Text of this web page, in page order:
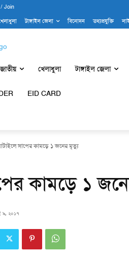
Join
টাঙ্গাইল জেলা বিনোদন তথ্যপ্রযুক্তি
জাতীয় খেলাধুলা টাঙ্গাইল জেলা
EID CARD
সাপের কামড়ে ১ জনের মৃত্যু
কামড়ে ১
৯, ২০১৭